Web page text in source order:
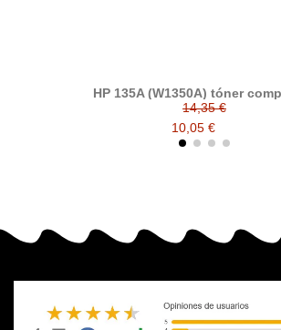
HP 135A (W1350A) tóner
14,35 €
10,05 €